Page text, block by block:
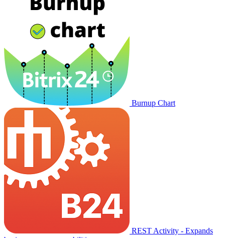
Burnup Chart
REST Activity - Expands